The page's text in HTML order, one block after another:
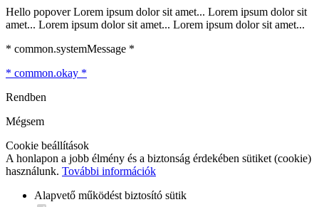
Hello popover Lorem ipsum dolor sit amet... Lorem ipsum dolor sit
amet... Lorem ipsum dolor sit amet... Lorem ipsum dolor sit amet...
* common.systemMessage *
* common.okay *
Rendben
Mégsem
Cookie beállítások
A honlapon a jobb élmény és a biztonság érdekében sütiket (cookie)
használunk. További információk
Alapvető működést biztosító sütik